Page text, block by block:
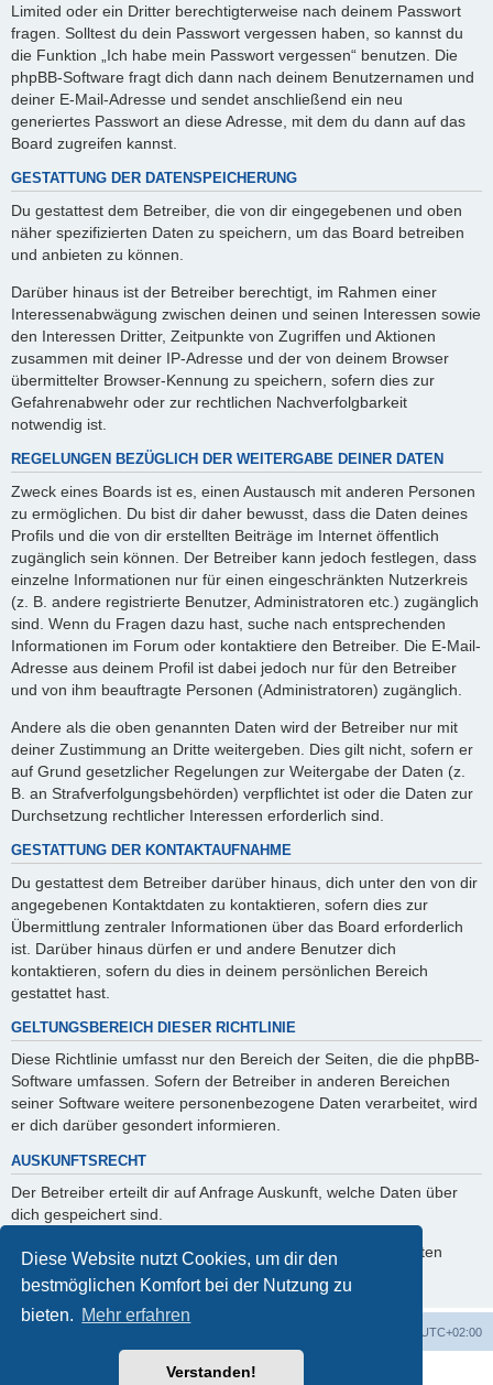
Diese Website nutzt Cookies, um dir den
bestmöglichen Komfort bei der Nutzung zu
bieten. Mehr erfahren
Verstanden!
Limited oder ein Dritter berechtigterweise nach deinem Passwort
fragen. Solltest du dein Passwort vergessen haben, so kannst du
die Funktion „Ich habe mein Passwort vergessen“ benutzen. Die
phpBB-Software fragt dich dann nach deinem Benutzernamen und
deiner E-Mail-Adresse und sendet anschließend ein neu
generiertes Passwort an diese Adresse, mit dem du dann auf das
Board zugreifen kannst.
GESTATTUNG DER DATENSPEICHERUNG
Du gestattest dem Betreiber, die von dir eingegebenen und oben
näher spezifizierten Daten zu speichern, um das Board betreiben
und anbieten zu können.
Darüber hinaus ist der Betreiber berechtigt, im Rahmen einer
Interessenabwägung zwischen deinen und seinen Interessen sowie
den Interessen Dritter, Zeitpunkte von Zugriffen und Aktionen
zusammen mit deiner IP-Adresse und der von deinem Browser
übermittelter Browser-Kennung zu speichern, sofern dies zur
Gefahrenabwehr oder zur rechtlichen Nachverfolgbarkeit
notwendig ist.
REGELUNGEN BEZÜGLICH DER WEITERGABE DEINER DATEN
Zweck eines Boards ist es, einen Austausch mit anderen Personen
zu ermöglichen. Du bist dir daher bewusst, dass die Daten deines
Profils und die von dir erstellten Beiträge im Internet öffentlich
zugänglich sein können. Der Betreiber kann jedoch festlegen, dass
einzelne Informationen nur für einen eingeschränkten Nutzerkreis
(z. B. andere registrierte Benutzer, Administratoren etc.) zugänglich
sind. Wenn du Fragen dazu hast, suche nach entsprechenden
Informationen im Forum oder kontaktiere den Betreiber. Die E-Mail-
Adresse aus deinem Profil ist dabei jedoch nur für den Betreiber
und von ihm beauftragte Personen (Administratoren) zugänglich.
Andere als die oben genannten Daten wird der Betreiber nur mit
deiner Zustimmung an Dritte weitergeben. Dies gilt nicht, sofern er
auf Grund gesetzlicher Regelungen zur Weitergabe der Daten (z.
B. an Strafverfolgungsbehörden) verpflichtet ist oder die Daten zur
Durchsetzung rechtlicher Interessen erforderlich sind.
GESTATTUNG DER KONTAKTAUFNAHME
Du gestattest dem Betreiber darüber hinaus, dich unter den von dir
angegebenen Kontaktdaten zu kontaktieren, sofern dies zur
Übermittlung zentraler Informationen über das Board erforderlich
ist. Darüber hinaus dürfen er und andere Benutzer dich
kontaktieren, sofern du dies in deinem persönlichen Bereich
gestattet hast.
GELTUNGSBEREICH DIESER RICHTLINIE
Diese Richtlinie umfasst nur den Bereich der Seiten, die die phpBB-
Software umfassen. Sofern der Betreiber in anderen Bereichen
seiner Software weitere personenbezogene Daten verarbeitet, wird
er dich darüber gesondert informieren.
AUSKUNFTSRECHT
Der Betreiber erteilt dir auf Anfrage Auskunft, welche Daten über
dich gespeichert sind.
Du kannst jederzeit die Löschung bzw. Sperrung deiner Daten
verlangen. Kontaktiere hierzu bitte den Betreiber.
UTC+02:00
Powered byphpBB® Forum Software © phpBB Limited